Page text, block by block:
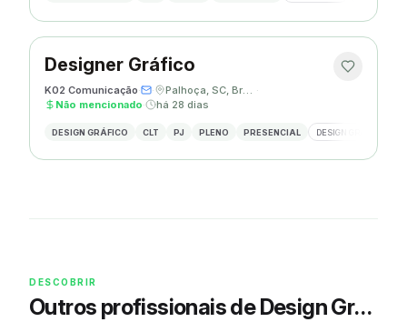
Designer Gráfico
K02 Comunicação· · Palhoça, SC, Brasil ·
Não mencionado· há 28 dias
DESIGN GRÁFICO CLT PJ PLENO PRESENCIAL DESIGN GRÁFICO
DESCOBRIR
Outros profissionais de Design Gráfico